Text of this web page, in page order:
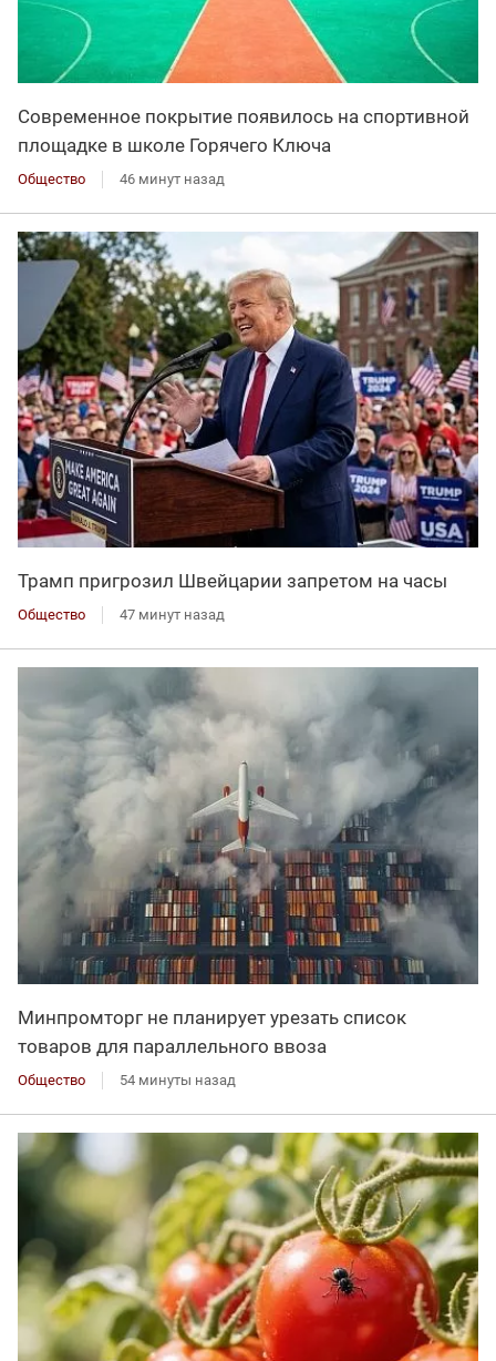
Современное покрытие появилось на спортивной
площадке в школе Горячего Ключа
Общество 46 минут назад
Трамп пригрозил Швейцарии запретом на часы
Общество 47 минут назад
Минпромторг не планирует урезать список
товаров для параллельного ввоза
Общество 54 минуты назад